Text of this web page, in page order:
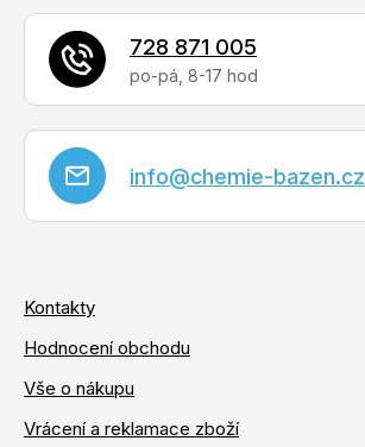
info@chemie-bazen.cz
728 871 005
Kontakty
Hodnocení obchodu
Vše o nákupu
Vrácení a reklamace zboží